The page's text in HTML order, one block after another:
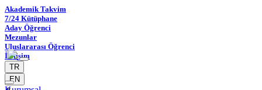
Akademik Takvim
7/24 Kütüphane
Aday Öğrenci
Mezunlar
Uluslararası Öğrenci
İletişim
TR
EN